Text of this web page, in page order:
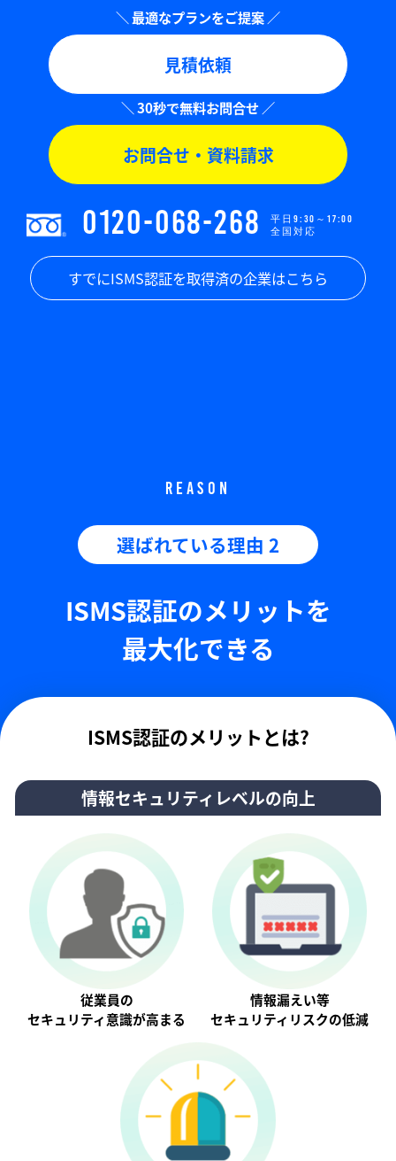
見積依頼
お問合せ・資料請求
0120-068-268
平日9:30～17:00
全国対応
すでにISMS認証を取得済の企業はこちら
REASON
選ばれている理由 2
ISMS認証のメリットを
最大化できる
ISMS認証のメリットとは?
情報セキュリティレベルの向上
従業員の
セキュリティ意識が⾼まる
情報漏えい等
セキュリティリスクの低減